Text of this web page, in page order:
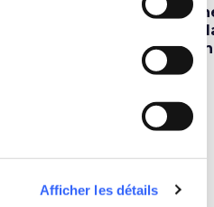
Afficher les détails
Chemins en Toscane